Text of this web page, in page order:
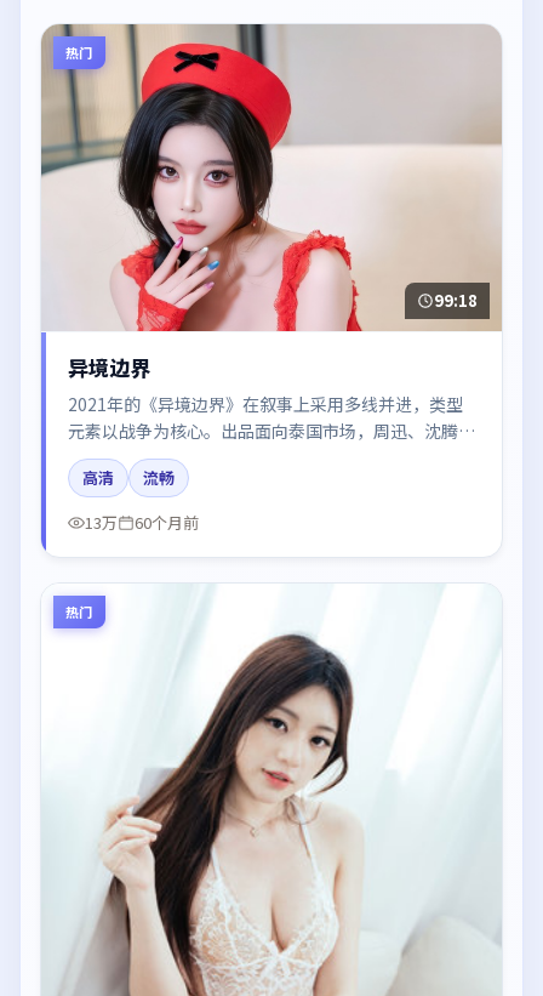
热门
99:18
异境边界
2021年的《异境边界》在叙事上采用多线并进，类型
元素以战争为核心。出品面向泰国市场，周迅、沈腾、
杨幂、白宇、王景春所饰角色推动关键反转，结尾留白
引发讨论。
高清
流畅
13万
60个月前
热门